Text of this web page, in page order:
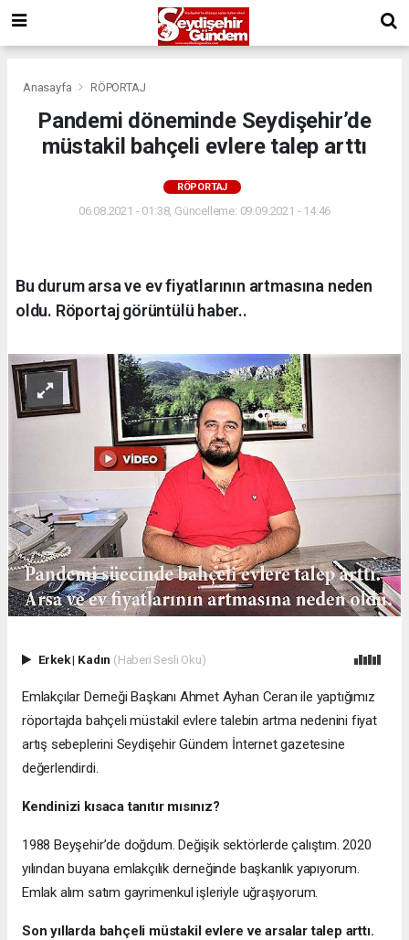
Anasayfa RÖPORTAJ
Pandemi döneminde Seydişehir’de
müstakil bahçeli evlere talep arttı
RÖPORTAJ
06.08.2021 - 01:38, Güncelleme: 09.09.2021 - 14:46
Bu durum arsa ve ev fiyatlarının artmasına neden
oldu. Röportaj görüntülü haber..
Erkek| Kadın (Haberi Sesli Oku)
Emlakçılar Derneği Başkanı Ahmet Ayhan Ceran ile yaptığımız
röportajda bahçeli müstakil evlere talebin artma nedenini fiyat
artış sebeplerini Seydişehir Gündem İnternet gazetesine
değerlendirdi.
Kendinizi kısaca tanıtır mısınız?
1988 Beyşehir’de doğdum. Değişik sektörlerde çalıştım. 2020
yılından buyana emlakçılık derneğinde başkanlık yapıyorum.
Emlak alım satım gayrimenkul işleriyle uğraşıyorum.
Son yıllarda bahçeli müstakil evlere ve arsalar talep arttı.